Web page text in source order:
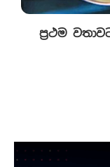
ප්‍රථම